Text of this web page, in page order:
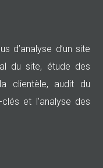
d’analyse d’un site
du site, étude des
clientèle, audit du
et l’analyse des